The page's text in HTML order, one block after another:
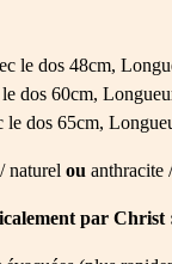
le dos 48cm,
dos 60cm,
dos 65cm,
naturel ou anthracite
par Christ